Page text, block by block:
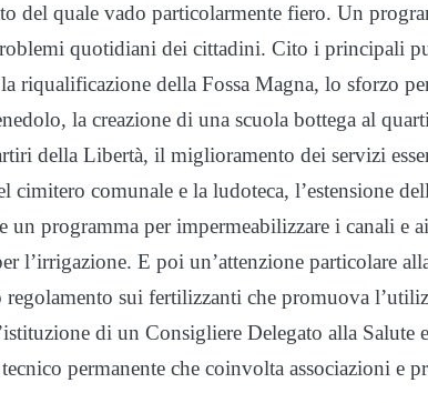
del quale vado particolarmente fiero. Un
quotidiani dei cittadini. Cito i principali
riqualificazione della Fossa Magna, lo sforzo
la creazione di una scuola bottega al
della Libertà, il miglioramento dei servizi
cimitero comunale e la ludoteca, l’estensione
programma per impermeabilizzare i canali e
l’irrigazione. E poi un’attenzione particolare
sui fertilizzanti che promuova
di un Consigliere Delegato alla Salute
permanente che coinvolta associazioni e